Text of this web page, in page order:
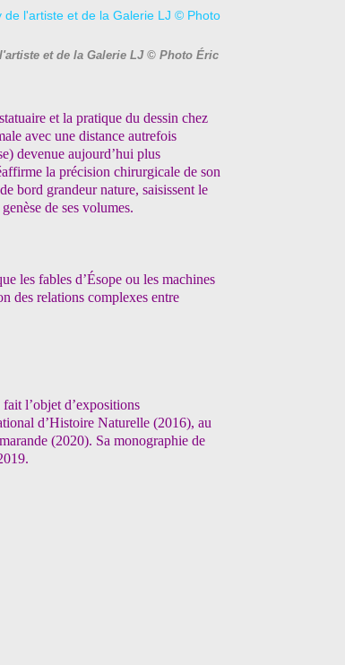
et de la Galerie LJ © Photo Éric
et la pratique du dessin chez
avec une distance autrefois
devenue aujourd’hui plus
la précision chirurgicale de son
de bord grandeur nature, saisissent le
de ses volumes.
les fables d’Ésope ou les machines
des relations complexes entre
fait l’objet d’expositions
d’Histoire Naturelle (2016), au
(2020). Sa monographie de